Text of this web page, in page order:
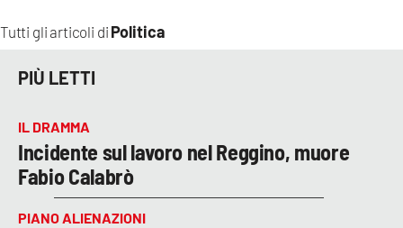
Tutti gli articoli di Politica
PIÙ LETTI
IL DRAMMA
Incidente sul lavoro nel Reggino, muore
Fabio Calabrò
PIANO ALIENAZIONI